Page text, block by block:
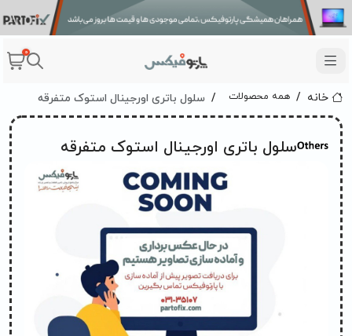
0
خانه همه محصولات سلول باتری اورجینال استوک متفرقه
سلول باتری اورجینال استوک متفرقه